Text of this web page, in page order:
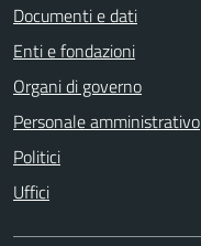
Documenti e dati
Enti e fondazioni
Organi di governo
Personale amministrativo
Politici
Uffici